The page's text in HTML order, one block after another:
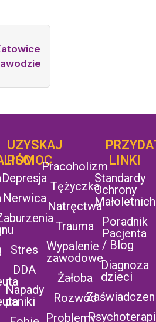
UZYSKAJ
POMOC
Depresja
Nerwica
Stres
DDA
Napady
paniki
UZYSKAJ
POMOC
Pracoholizm
Tężyczka
Natręctwa
Trauma
Wypalenie
zawodowe
Żałoba
Rozwód
Problemy
LINKI
Standardy
Ochrony
Małoletnich
Poradnik
Pacjenta
/ Blog
Diagnoza
dzieci